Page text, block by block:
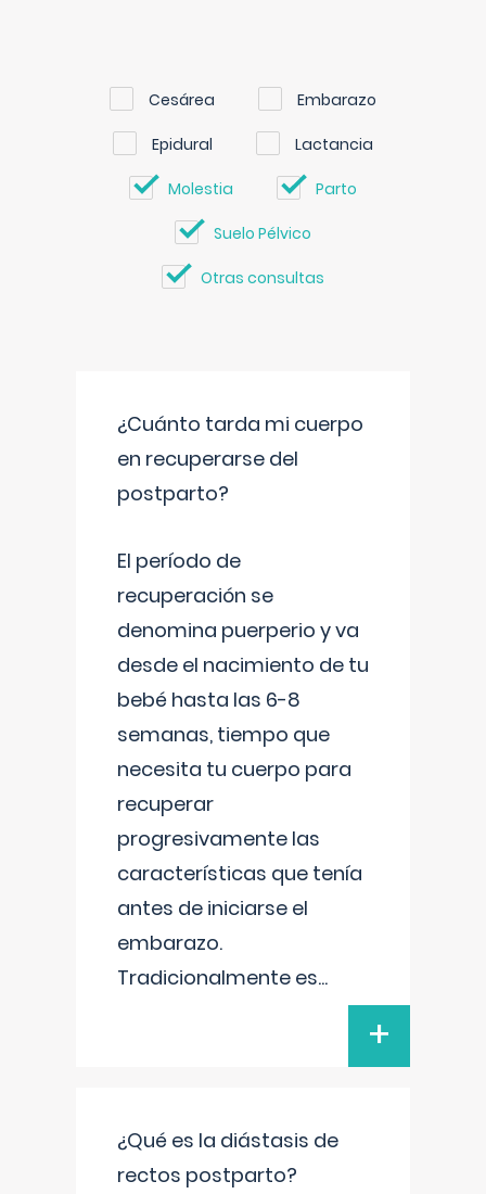
Cesárea Embarazo
Epidural Lactancia
Molestia Parto
Suelo Pélvico
Otras consultas
¿Cuánto tarda mi cuerpo
en recuperarse del
postparto?
El período de
recuperación se
denomina puerperio y va
desde el nacimiento de tu
bebé hasta las 6-8
semanas, tiempo que
necesita tu cuerpo para
recuperar
progresivamente las
características que tenía
antes de iniciarse el
embarazo.
Tradicionalmente es...
+
¿Qué es la diástasis de
rectos postparto?